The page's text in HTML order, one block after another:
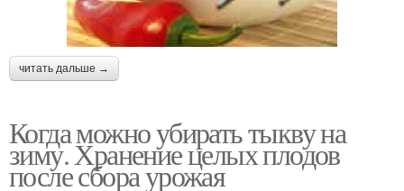
читать дальше →
Когда можно убирать тыкву на
зиму. Хранение целых плодов
после сбора урожая